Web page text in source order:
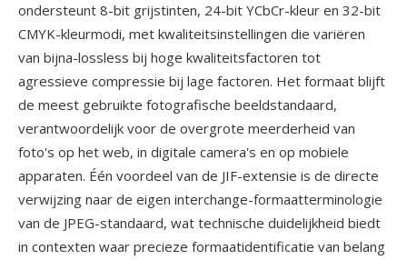
ondersteunt 8-bit grijstinten, 24-bit YCbCr-kleur en 32-bit
CMYK-kleurmodi, met kwaliteitsinstellingen die variëren
van bijna-lossless bij hoge kwaliteitsfactoren tot
agressieve compressie bij lage factoren. Het formaat blijft
de meest gebruikte fotografische beeldstandaard,
verantwoordelijk voor de overgrote meerderheid van
foto's op het web, in digitale camera's en op mobiele
apparaten. Één voordeel van de JIF-extensie is de directe
verwijzing naar de eigen interchange-formaatterminologie
van de JPEG-standaard, wat technische duidelijkheid biedt
in contexten waar precieze formaatidentificatie van belang